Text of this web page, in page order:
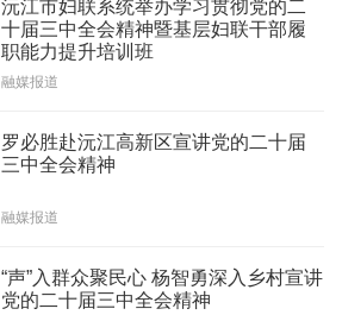
沅江市妇联系统举办学习贯彻党的二
十届三中全会精神暨基层妇联干部履
职能力提升培训班
融媒报道
罗必胜赴沅江高新区宣讲党的二十届
三中全会精神
融媒报道
“声”入群众聚民心 杨智勇深入乡村宣讲
党的二十届三中全会精神